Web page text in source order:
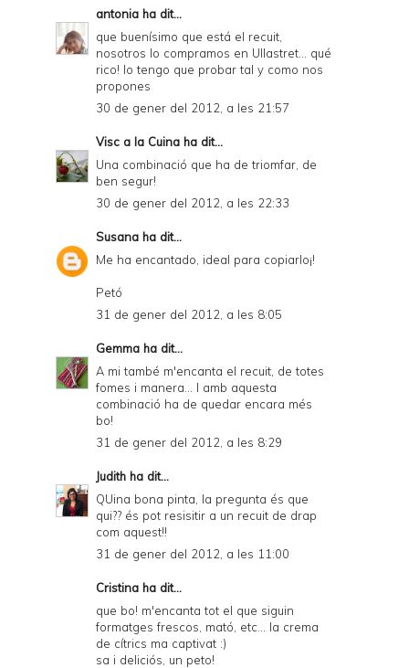
antonia ha dit...
que buenísimo que está el recuit,
nosotros lo compramos en Ullastret... qué
rico! lo tengo que probar tal y como nos
propones
30 de gener del 2012, a les 21:57
Visc a la Cuina ha dit...
Una combinació que ha de triomfar, de
ben segur!
30 de gener del 2012, a les 22:33
Susana ha dit...
Me ha encantado, ideal para copiarlo¡!
Petó
31 de gener del 2012, a les 8:05
Gemma ha dit...
A mi també m'encanta el recuit, de totes
fomes i manera... I amb aquesta
combinació ha de quedar encara més
bo!
31 de gener del 2012, a les 8:29
Judith ha dit...
QUina bona pinta, la pregunta és que
qui?? és pot resisitir a un recuit de drap
com aquest!!
31 de gener del 2012, a les 11:00
Cristina ha dit...
que bo! m'encanta tot el que siguin
formatges frescos, mató, etc... la crema
de cítrics ma captivat :)
sa i deliciós, un peto!